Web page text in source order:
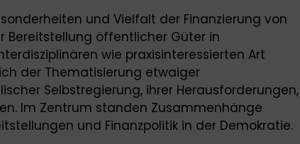
und Vielfalt der Finanzierung von
Bereitstellung öffentlicher Güter in
wie praxisinteressierten Art
der Thematisierung etwaiger
Selbstregierung, ihrer Herausforderungen,
Im Zentrum standen Zusammenhänge
und Finanzpolitik in der Demokratie.